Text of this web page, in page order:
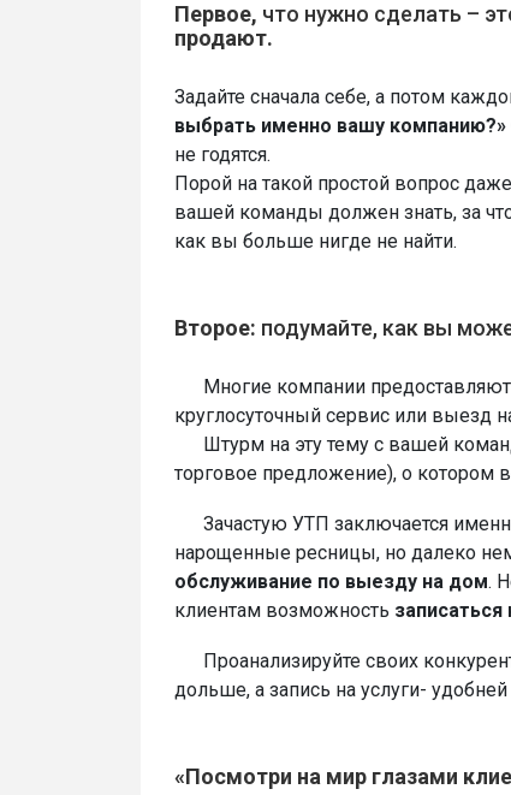
Первое, что нужно сделать –
продают.
Задайте сначала себе, а потом
выбрать именно вашу компанию?»
не годятся.
Порой на такой простой вопрос
вашей команды должен знать, за
как вы больше нигде не найти.
Второе: подумайте, как вы
Многие компании предоставляют
круглосуточный сервис или выезд
Штурм на эту тему с вашей
торговое предложение), о котором
Зачастую УТП заключается
нарощенные ресницы, но далеко
обслуживание по выезду на дом.
клиентам возможность записаться
Проанализируйте своих
дольше, а запись на услуги- удобней
«Посмотри на мир глазами